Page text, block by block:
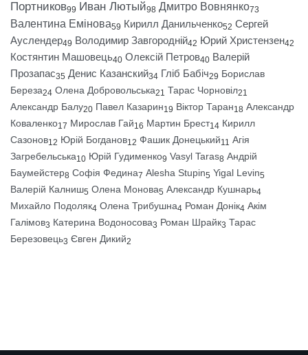
Портников99 Иван Лютый98 Дмитро Вовнянко73
Валентина Емінова59 Кирилл Данильченко52 Сергей
Ауслендер49 Володимир Завгородній42 Юрий Христензен42
Костянтин Машовець40 Олексій Петров40 Валерій
Прозапас35 Денис Казанский34 Гліб Бабіч29 Борислав
Береза24 Олена Добровольська21 Тарас Чорновіл21
Александр Балу20 Павел Казарин19 Віктор Таран18 Александр
Коваленко17 Мирослав Гай16 Мартин Брест14 Кирилл
Сазонов12 Юрій Богданов12 Фашик Донецький11 Агія
Загребельська10 Юрій Гудименко9 Vasyl Taras8 Андрій
Баумейстер8 Софія Федина7 Alesha Stupin5 Yigal Levin5
Валерій Калниш5 Олена Монова5 Александр Кушнарь4
Михайло Подоляк4 Олена Трибушна4 Роман Донік4 Акім
Галімов3 Катерина Водоносова3 Роман Шрайк3 Тарас
Березовець3 Євген Дикий2